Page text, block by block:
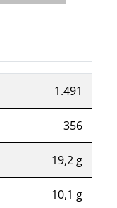
1.491
356
19,2 g
10,1 g